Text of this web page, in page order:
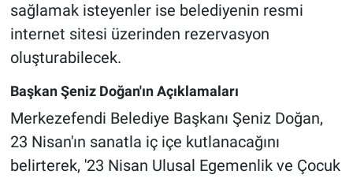
sağlamak isteyenler ise belediyenin resmi
internet sitesi üzerinden rezervasyon
oluşturabilecek.
Başkan Şeniz Doğan'ın Açıklamaları
Merkezefendi Belediye Başkanı Şeniz Doğan,
23 Nisan'ın sanatla iç içe kutlanacağını
belirterek, '23 Nisan Ulusal Egemenlik ve Çocuk